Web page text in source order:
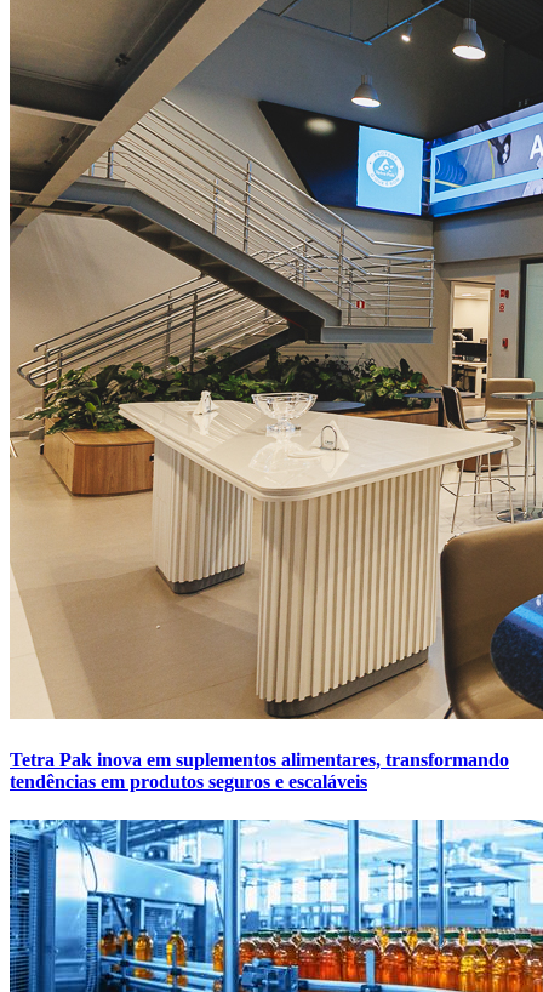
Tetra Pak inova em suplementos alimentares, transformando
tendências em produtos seguros e escaláveis